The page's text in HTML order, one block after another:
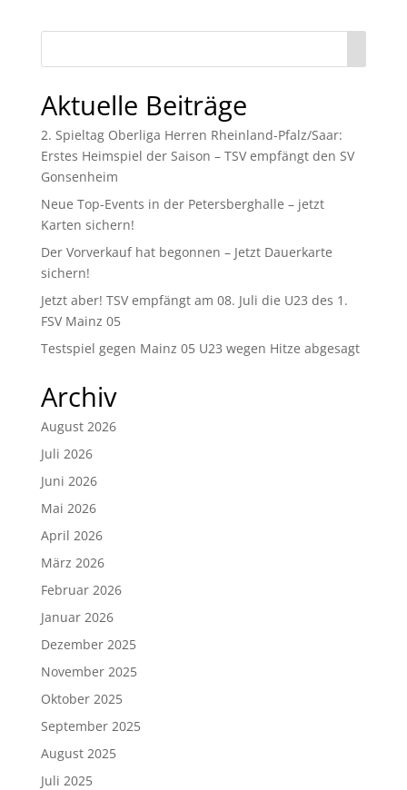
Aktuelle Beiträge
2. Spieltag Oberliga Herren Rheinland-Pfalz/Saar:
Erstes Heimspiel der Saison – TSV empfängt den SV
Gonsenheim
Neue Top-Events in der Petersberghalle – jetzt
Karten sichern!
Der Vorverkauf hat begonnen – Jetzt Dauerkarte
sichern!
Jetzt aber! TSV empfängt am 08. Juli die U23 des 1.
FSV Mainz 05
Testspiel gegen Mainz 05 U23 wegen Hitze abgesagt
Archiv
August 2026
Juli 2026
Juni 2026
Mai 2026
April 2026
März 2026
Februar 2026
Januar 2026
Dezember 2025
November 2025
Oktober 2025
September 2025
August 2025
Juli 2025